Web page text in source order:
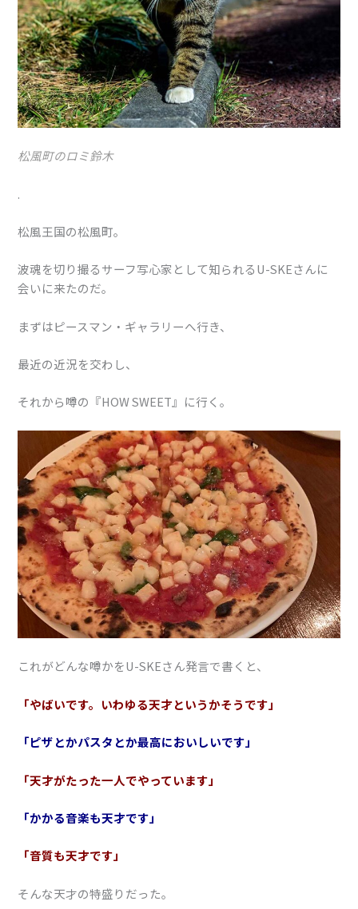
松風町のロミ鈴木
.
松風王国の松風町。
波魂を切り撮るサーフ写心家として知られるU-SKEさんに
会いに来たのだ。
まずはピースマン・ギャラリーへ行き、
最近の近況を交わし、
それから噂の『HOW SWEET』に行く。
これがどんな噂かをU-SKEさん発言で書くと、
「やばいです。いわゆる天才というかそうです」
「ピザとかパスタとか最高においしいです」
「天才がたった一人でやっています」
「かかる音楽も天才です」
「音質も天才です」
そんな天才の特盛りだった。